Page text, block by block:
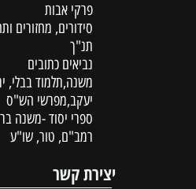
פרקי אבות
סידורים, מחזורים
תנ"ך
נביאים כתובים
משנה,תלמוד בבלי,
יעקב,מפרשי הש"ס
ספרי יסוד -משנה
רמב"ם, טור, שו"ע
יצירת קשר